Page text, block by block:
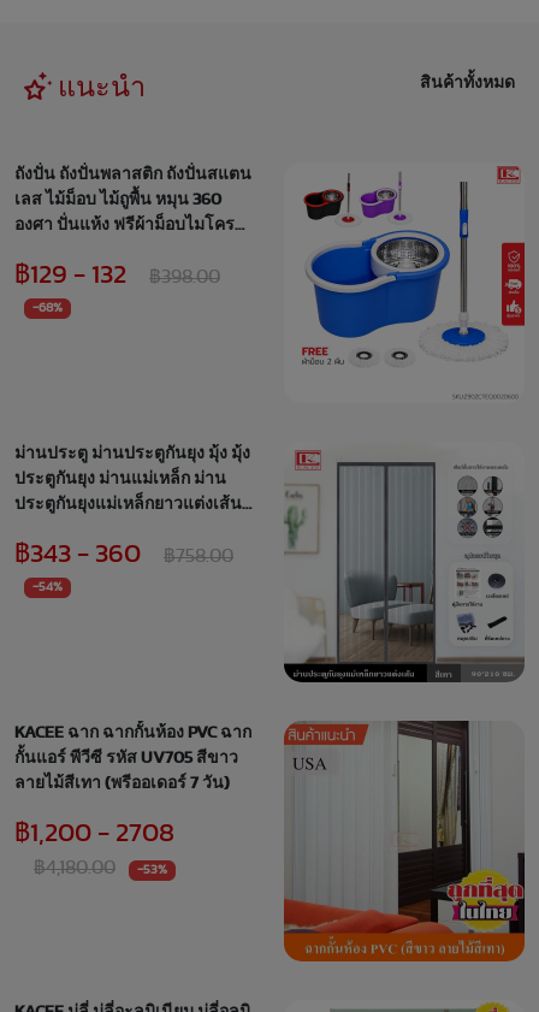
แนะนำ สินค้าทั้งหมด
ถังปั่น ถังปั่นพลาสติก ถังปั่นสแตน
เลส ไม้ม็อบ ไม้ถูพื้น หมุน 360
องศา ปั่นแห้ง ฟรีผ้าม็อบไมโคร
฿129 - 132 ฿398.00
-68%
ม่านประตู ม่านประตูกันยุง มุ้ง มุ้ง
ประตูกันยุง ม่านแม่เหล็ก ม่าน
ประตูกันยุงแม่เหล็กยาวแต่งเส้น
อัตโนมัติ
฿343 - 360 ฿758.00
-54%
KACEE ฉาก ฉากกั้นห้อง PVC ฉาก
กั้นแอร์ พีวีซี รหัส UV705 สีขาว
ลายไม้สีเทา (พรีออเดอร์ 7 วัน)
฿1,200 - 2708
฿4,180.00 -53%